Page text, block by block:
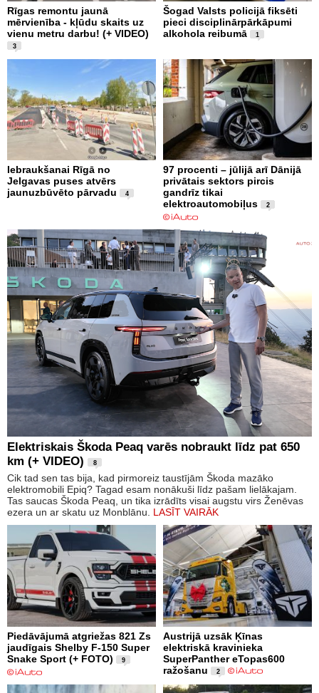
Rīgas remontu jaunā
mērvienība - kļūdu skaits uz
vienu metru darbu! (+ VIDEO)
3
Šogad Valsts policijā fiksēti
pieci disciplinārpārkāpumi
alkohola reibumā
1
Iebraukšanai Rīgā no
Jelgavas puses atvērs
jaunuzbūvēto pārvadu
4
97 procenti – jūlijā arī Dānijā
privātais sektors pircis
gandrīz tikai
elektroautomobiļus
2
Elektriskais Škoda Peaq varēs nobraukt līdz pat 650
km (+ VIDEO)
8
Cik tad sen tas bija, kad pirmoreiz taustījām Škoda mazāko
elektromobili Epiq? Tagad esam nonākuši līdz pašam lielākajam.
Tas saucas Škoda Peaq, un tika izrādīts visai augstu virs Ženēvas
ezera un ar skatu uz Monblānu. LASĪT VAIRĀK
Piedāvājumā atgriežas 821 Zs
jaudīgais Shelby F-150 Super
Snake Sport (+ FOTO)
9
Austrijā uzsāk Ķīnas
elektriskā kravinieka
SuperPanther eTopas600
ražošanu
2